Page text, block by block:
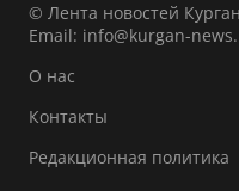
© Лента новостей
Email: info@kurgan-
О нас
Контакты
Редакционная политика